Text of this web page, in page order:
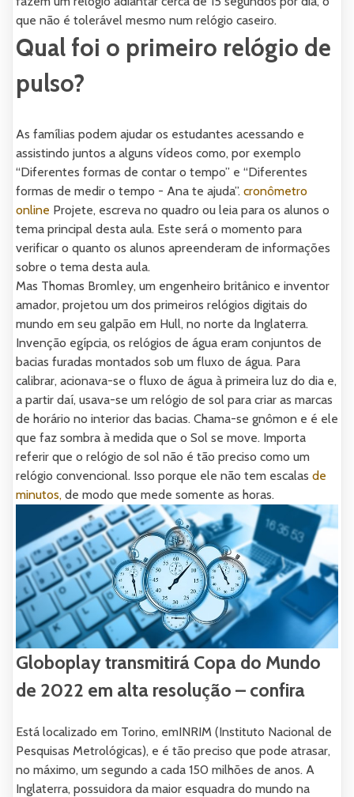
que não é tolerável mesmo num relógio caseiro.
Qual foi o primeiro relógio de
pulso?
As famílias podem ajudar os estudantes acessando e
assistindo juntos a alguns vídeos como, por exemplo
“Diferentes formas de contar o tempo” e “Diferentes
formas de medir o tempo - Ana te ajuda”. cronômetro
online Projete, escreva no quadro ou leia para os alunos o
tema principal desta aula. Este será o momento para
verificar o quanto os alunos apreenderam de informações
sobre o tema desta aula.
Mas Thomas Bromley, um engenheiro britânico e inventor
amador, projetou um dos primeiros relógios digitais do
mundo em seu galpão em Hull, no norte da Inglaterra.
Invenção egípcia, os relógios de água eram conjuntos de
bacias furadas montados sob um fluxo de água. Para
calibrar, acionava-se o fluxo de água à primeira luz do dia e,
a partir daí, usava-se um relógio de sol para criar as marcas
de horário no interior das bacias. Chama-se gnômon e é ele
que faz sombra à medida que o Sol se move. Importa
referir que o relógio de sol não é tão preciso como um
relógio convencional. Isso porque ele não tem escalas de
minutos, de modo que mede somente as horas.
Globoplay transmitirá Copa do Mundo
de 2022 em alta resolução – confira
Está localizado em Torino, emINRIM (Instituto Nacional de
Pesquisas Metrológicas), e é tão preciso que pode atrasar,
no máximo, um segundo a cada 150 milhões de anos. A
Inglaterra, possuidora da maior esquadra do mundo na